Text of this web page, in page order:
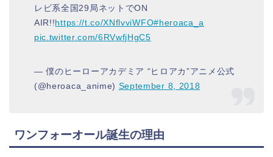
レビ系全国29局ネットでON
AIR!! https://t.co/XNflvviWFO#heroaca_a
pic.twitter.com/6RVwfjHgC5
— 僕のヒーローアカデミア “ヒロアカ”アニメ公式
(@heroaca_anime) September 8, 2018
ワンフォーオール誕生の理由